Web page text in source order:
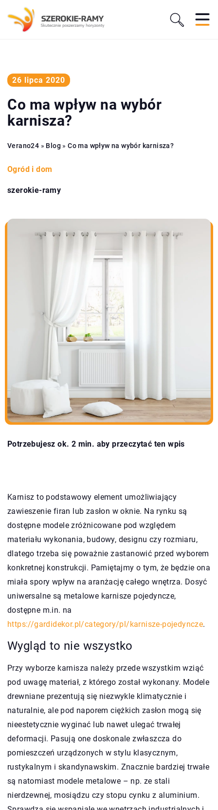
26 lipca 2020
Co ma wpływ na wybór
karnisza?
Verano24 » Blog »Co ma wpływ na wybór karnisza?
Ogród i dom
szerokie-ramy
Potrzebujesz ok. 2 min. aby przeczytać ten wpis
Karnisz to podstawowy element umożliwiający
zawieszenie firan lub zasłon w oknie. Na rynku są
dostępne modele zróżnicowane pod względem
materiału wykonania, budowy, designu czy rozmiaru,
dlatego trzeba się poważnie zastanowić przed wyborem
konkretnej konstrukcji. Pamiętajmy o tym, że będzie ona
miała spory wpływ na aranżację całego wnętrza. Dosyć
uniwersalne są metalowe karnisze pojedyncze,
dostępne m.in. na
https://gardidekor.pl/category/pl/karnisze-pojedyncze.
Wygląd to nie wszystko
Przy wyborze karnisza należy przede wszystkim wziąć
pod uwagę materiał, z którego został wykonany. Modele
drewniane prezentują się niezwykle klimatycznie i
naturalnie, ale pod naporem ciężkich zasłon mogą się
nieestetycznie wyginać lub nawet ulegać trwałej
deformacji. Pasują one doskonale zwłaszcza do
pomieszczeń urządzonych w stylu klasycznym,
rustykalnym i skandynawskim. Znacznie bardziej trwałe
są natomiast modele metalowe – np. ze stali
nierdzewnej, mosiądzu czy stopu cynku z aluminium.